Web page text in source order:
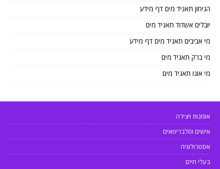
הגיחון תאגיד מים דף מידע
יובלים אשדוד תאגיד מים
מי אביבים תאגיד מים דף מידע
מי ברק תאגיד מים
מי אונו תאגיד מים
אומנות ויצירה
אישים וסלבריטאים
אסטרולוגיה
בעלי חיים